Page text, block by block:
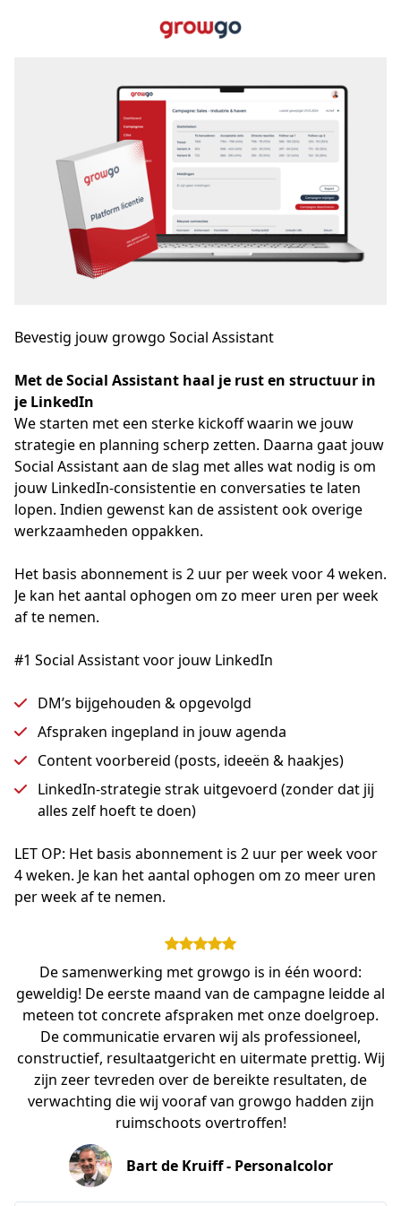
Bevestig jouw growgo Social Assistant
Met de Social Assistant haal je rust en structuur in
je LinkedIn
We starten met een sterke kickoff waarin we jouw
strategie en planning scherp zetten. Daarna gaat jouw
Social Assistant aan de slag met alles wat nodig is om
jouw LinkedIn-consistentie en conversaties te laten
lopen. Indien gewenst kan de assistent ook overige
werkzaamheden oppakken.
Het basis abonnement is 2 uur per week voor 4 weken.
Je kan het aantal ophogen om zo meer uren per week
af te nemen.
#1 Social Assistant voor jouw LinkedIn
DM’s bijgehouden & opgevolgd
Afspraken ingepland in jouw agenda
Content voorbereid (posts, ideeën & haakjes)
LinkedIn-strategie strak uitgevoerd (zonder dat jij
alles zelf hoeft te doen)
LET OP: Het basis abonnement is 2 uur per week voor
4 weken. Je kan het aantal ophogen om zo meer uren
per week af te nemen.
De samenwerking met growgo is in één woord:
geweldig! De eerste maand van de campagne leidde al
meteen tot concrete afspraken met onze doelgroep.
De communicatie ervaren wij als professioneel,
constructief, resultaatgericht en uitermate prettig. Wij
zijn zeer tevreden over de bereikte resultaten, de
verwachting die wij vooraf van growgo hadden zijn
ruimschoots overtroffen!
Bart de Kruiff - Personalcolor